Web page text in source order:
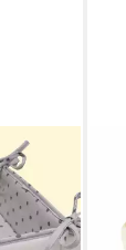
zum
(1-